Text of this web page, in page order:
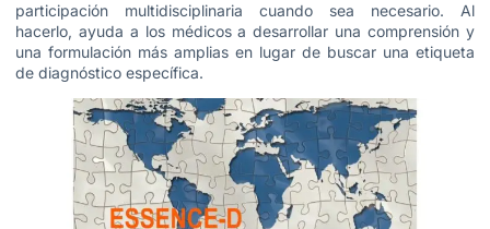
participación multidisciplinaria cuando sea necesario. Al
hacerlo, ayuda a los médicos a desarrollar una comprensión y
una formulación más amplias en lugar de buscar una etiqueta
de diagnóstico específica.